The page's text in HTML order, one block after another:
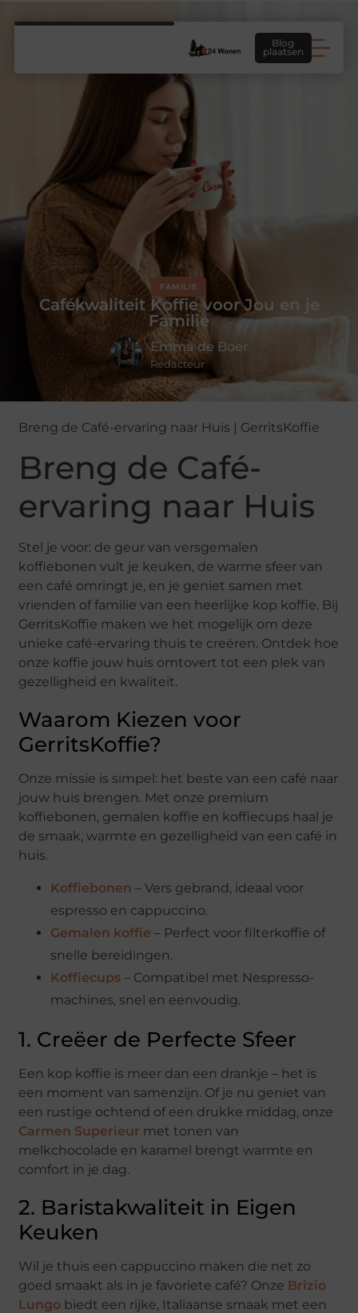
Blog
plaatsen
FAMILIE
Cafékwaliteit Koffie voor Jou en je
Familie
Emma de Boer
Redacteur
Breng de Café-ervaring naar Huis | GerritsKoffie
Breng de Café-
ervaring naar Huis
Stel je voor: de geur van versgemalen
koffiebonen vult je keuken, de warme sfeer van
een café omringt je, en je geniet samen met
vrienden of familie van een heerlijke kop koffie. Bij
GerritsKoffie maken we het mogelijk om deze
unieke café-ervaring thuis te creëren. Ontdek hoe
onze koffie jouw huis omtovert tot een plek van
gezelligheid en kwaliteit.
Waarom Kiezen voor
GerritsKoffie?
Onze missie is simpel: het beste van een café naar
jouw huis brengen. Met onze premium
koffiebonen, gemalen koffie en koffiecups haal je
de smaak, warmte en gezelligheid van een café in
huis.
Koffiebonen – Vers gebrand, ideaal voor
espresso en cappuccino.
Gemalen koffie – Perfect voor filterkoffie of
snelle bereidingen.
Koffiecups – Compatibel met Nespresso-
machines, snel en eenvoudig.
1. Creëer de Perfecte Sfeer
Een kop koffie is meer dan een drankje – het is
een moment van samenzijn. Of je nu geniet van
een rustige ochtend of een drukke middag, onze
Carmen Superieur met tonen van
melkchocolade en karamel brengt warmte en
comfort in je dag.
2. Baristakwaliteit in Eigen
Keuken
Wil je thuis een cappuccino maken die net zo
goed smaakt als in je favoriete café? Onze Brizio
Lungo biedt een rijke, Italiaanse smaak met een